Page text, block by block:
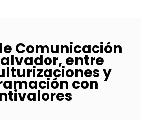
Comunicación
entre
y
con